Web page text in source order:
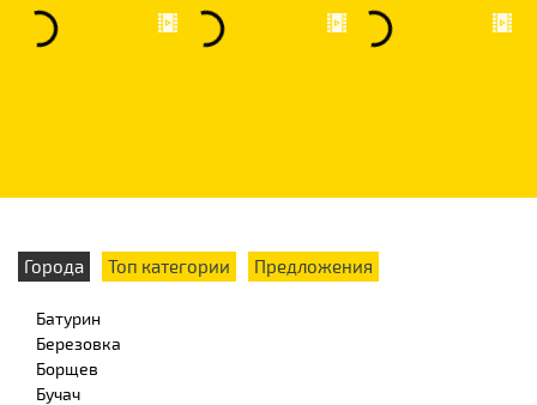
Города Топ категории Предложения
Батурин
Березовка
Борщев
Бучач